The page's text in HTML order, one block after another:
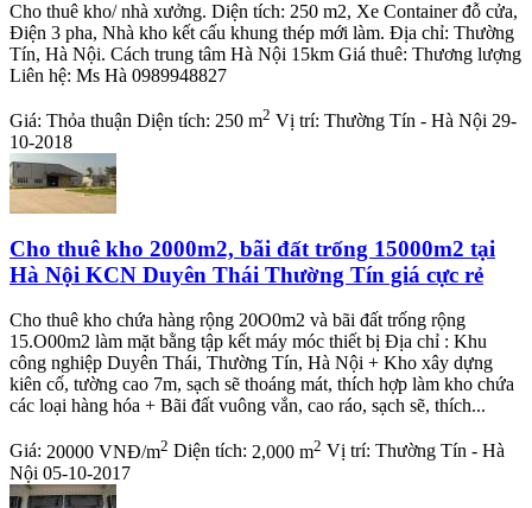
Cho thuê kho/ nhà xưởng. Diện tích: 250 m2, Xe Container đỗ cửa,
Điện 3 pha, Nhà kho kết cấu khung thép mới làm. Địa chỉ: Thường
Tín, Hà Nội. Cách trung tâm Hà Nội 15km Giá thuê: Thương lượng
Liên hệ: Ms Hà 0989948827
Giá: Thỏa thuận Diện tích: 250 m2 Vị trí: Thường Tín - Hà Nội 29-
10-2018
Cho thuê kho 2000m2, bãi đất trống 15000m2 tại
Hà Nội KCN Duyên Thái Thường Tín giá cực rẻ
Cho thuê kho chứa hàng rộng 20O0m2 và bãi đất trống rộng
15.O00m2 làm mặt bằng tập kết máy móc thiết bị Địa chỉ : Khu
công nghiệp Duyên Thái, Thường Tín, Hà Nội + Kho xây dựng
kiên cố, tường cao 7m, sạch sẽ thoáng mát, thích hợp làm kho chứa
các loại hàng hóa + Bãi đất vuông vắn, cao ráo, sạch sẽ, thích...
Giá: 20000 VNĐ/m2 Diện tích: 2,000 m2 Vị trí: Thường Tín - Hà
Nội 05-10-2017